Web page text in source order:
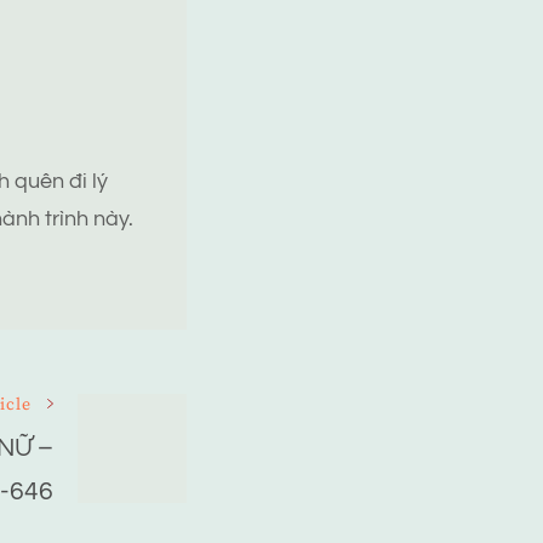
quên đi lý
trình này.
–
646